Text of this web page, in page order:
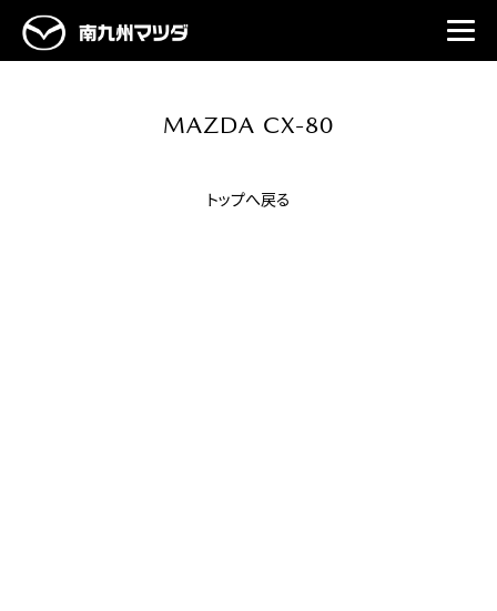
MAZDA CX-80
トップへ戻る